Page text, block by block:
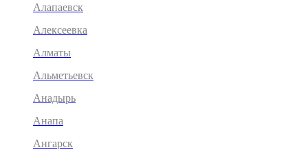
Алапаевск
Алексеевка
Алматы
Альметьевск
Анадырь
Анапа
Ангарск